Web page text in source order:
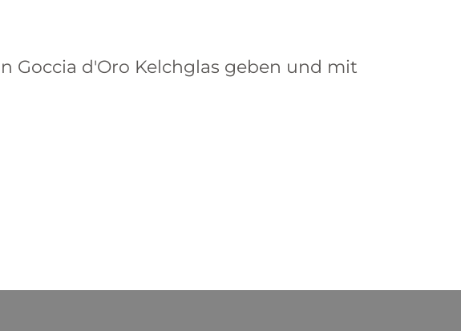
Goccia d'Oro Kelchglas geben und mit